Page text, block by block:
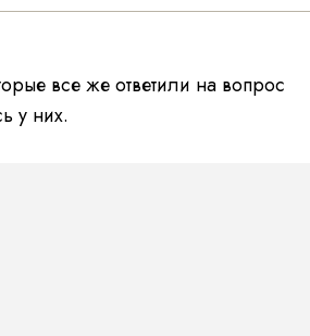
все же ответили на вопрос
у них.